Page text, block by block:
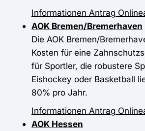
Informationen Antrag
AOK Bremen/Bremerhaven
Die AOK Bremen/
Kosten für eine
für Sportler, die robustere
Eishockey oder Basketball
80% pro Jahr.
Informationen Antrag
AOK Hessen